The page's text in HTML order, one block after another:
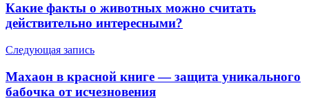
Какие факты о животных можно считать
действительно интересными?
Следующая запись
Махаон в красной книге — защита уникального
бабочка от исчезновения